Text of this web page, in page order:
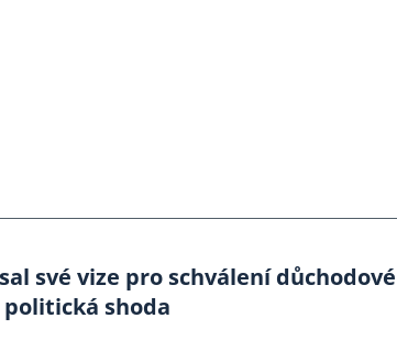
své vize pro schválení důchodové
shoda